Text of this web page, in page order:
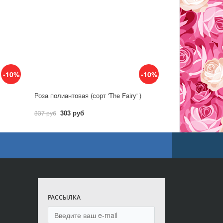
-10% -10%
Роза полиантовая (сорт 'The Fairy' )
337 руб 303 руб
РАССЫЛКА